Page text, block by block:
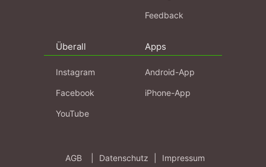
Feedback
Überall
Instagram
Facebook
YouTube
Apps
Android-App
iPhone-App
AGB Datenschutz Impressum